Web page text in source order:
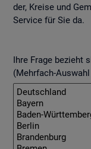
der, Krei­se und
Ser­vice für Sie da.
Ihre Frage bezieht
(Mehrfach-